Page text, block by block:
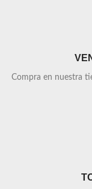
Compra en nuestra